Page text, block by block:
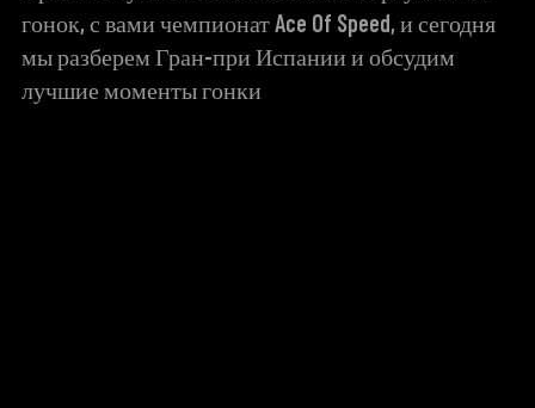
гонок, с вами чемпионат Ace Of Speed, и сегодня
мы разберем Гран-при Испании и обсудим
лучшие моменты гонки